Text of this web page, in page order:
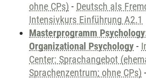
ohne CPs) - Deutsch als
Intensivkurs Einführung A2.1
Masterprogramm
Organizational Psychology -
Center: Sprachangebot
Sprachenzentrum; ohne CPs) -